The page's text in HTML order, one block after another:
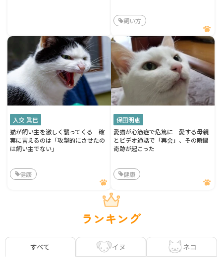
飼い方
入交 眞巳
猫が飼い主を激しく襲ってくる 確
実に言えるのは「攻撃的にさせたの
は飼い主でない」
健康
保田明恵
愛猫が心筋症で危篤に 愛する母親
とビデオ通話で「再会」、その瞬間
奇跡が起こった
健康
ランキング
すべて イヌ ネコ